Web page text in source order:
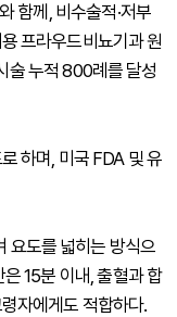
함께, 비수술적·저부
프라우드비뇨기과 원
누적 800례를 달성
하며, 미국 FDA 및 유
요도를 넓히는 방식으
15분 이내, 출혈과 합
자에게도 적합하다.